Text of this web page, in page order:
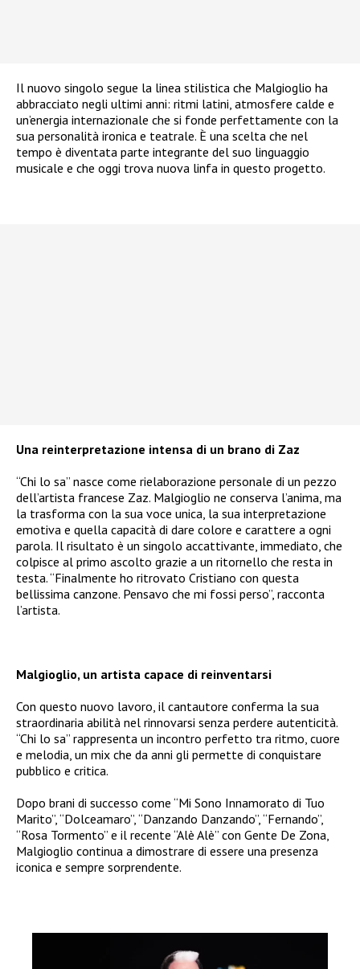
Il nuovo singolo segue la linea stilistica che Malgioglio ha
abbracciato negli ultimi anni: ritmi latini, atmosfere calde e
un’energia internazionale che si fonde perfettamente con la
sua personalità ironica e teatrale. È una scelta che nel
tempo è diventata parte integrante del suo linguaggio
musicale e che oggi trova nuova linfa in questo progetto.
Una reinterpretazione intensa di un brano di Zaz
“Chi lo sa” nasce come rielaborazione personale di un pezzo
dell’artista francese Zaz. Malgioglio ne conserva l’anima, ma
la trasforma con la sua voce unica, la sua interpretazione
emotiva e quella capacità di dare colore e carattere a ogni
parola. Il risultato è un singolo accattivante, immediato, che
colpisce al primo ascolto grazie a un ritornello che resta in
testa. “Finalmente ho ritrovato Cristiano con questa
bellissima canzone. Pensavo che mi fossi perso”, racconta
l’artista.
Malgioglio, un artista capace di reinventarsi
Con questo nuovo lavoro, il cantautore conferma la sua
straordinaria abilità nel rinnovarsi senza perdere autenticità.
“Chi lo sa” rappresenta un incontro perfetto tra ritmo, cuore
e melodia, un mix che da anni gli permette di conquistare
pubblico e critica.
Dopo brani di successo come “Mi Sono Innamorato di Tuo
Marito”, “Dolceamaro”, “Danzando Danzando”, “Fernando”,
“Rosa Tormento” e il recente “Alè Alè” con Gente De Zona,
Malgioglio continua a dimostrare di essere una presenza
iconica e sempre sorprendente.